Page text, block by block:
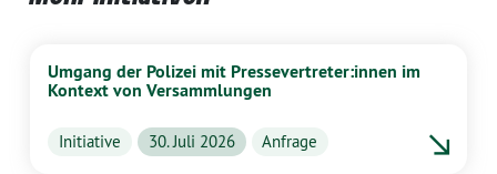
Umgang der Polizei mit Pressevertreter:innen im
Kontext von Versammlungen
Initiative 30. Juli 2026 Anfrage